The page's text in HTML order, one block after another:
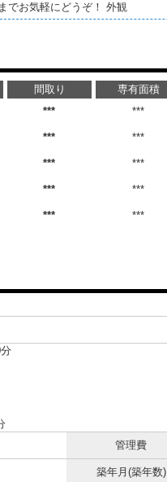
でお気軽にどうぞ！ 外観
間取り 専有面積
*** ***
*** ***
*** ***
*** ***
*** ***
管理費
築年月(築年数)